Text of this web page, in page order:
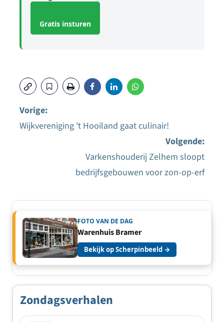
Gratis insturen
Bericht
Vorige:
Wijkvereniging ’t Hooiland gaat culinair!
Volgende:
Varkenshouderij Zelhem sloopt
bedrijfsgebouwen voor zon-op-erf
FOTO VAN DE DAG
Warenhuis Bramer
Bekijk op Scherpinbeeld →
Zondagsverhalen